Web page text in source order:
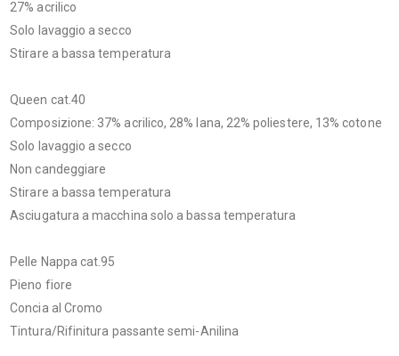
27% acrilico
Solo lavaggio a secco
Stirare a bassa temperatura
Queen cat.40
Composizione: 37% acrilico, 28% lana, 22% poliestere, 13% cotone
Solo lavaggio a secco
Non candeggiare
Stirare a bassa temperatura
Asciugatura a macchina solo a bassa temperatura
Pelle Nappa cat.95
Pieno fiore
Concia al Cromo
Tintura/Rifinitura passante semi-Anilina